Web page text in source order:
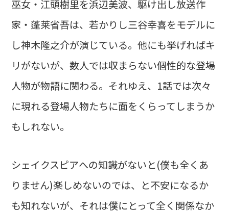
巫女・江頭樹里を浜辺美波、駆け出し放送作
家・蓬莱省吾は、若かりし三谷幸喜をモデルに
し神木隆之介が演じている。他にも挙げればキ
リがないが、数人では収まらない個性的な登場
人物が物語に関わる。それゆえ、1話では次々
に現れる登場人物たちに面をくらってしまうか
もしれない。
シェイクスピアへの知識がないと(僕も全くあ
りません)楽しめないのでは、と不安になるか
も知れないが、それは僕にとって全く関係なか